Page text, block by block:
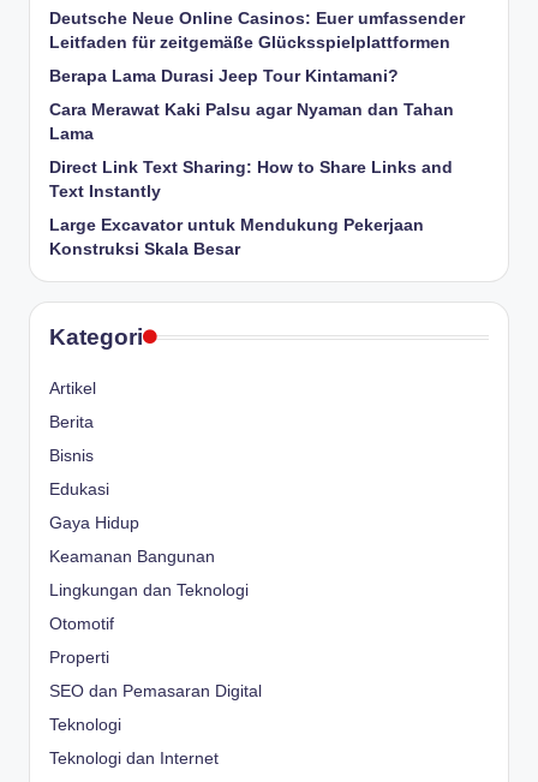
Deutsche Neue Online Casinos: Euer umfassender
Leitfaden für zeitgemäße Glücksspielplattformen
Berapa Lama Durasi Jeep Tour Kintamani?
Cara Merawat Kaki Palsu agar Nyaman dan Tahan
Lama
Direct Link Text Sharing: How to Share Links and
Text Instantly
Large Excavator untuk Mendukung Pekerjaan
Konstruksi Skala Besar
Kategori
Artikel
Berita
Bisnis
Edukasi
Gaya Hidup
Keamanan Bangunan
Lingkungan dan Teknologi
Otomotif
Properti
SEO dan Pemasaran Digital
Teknologi
Teknologi dan Internet